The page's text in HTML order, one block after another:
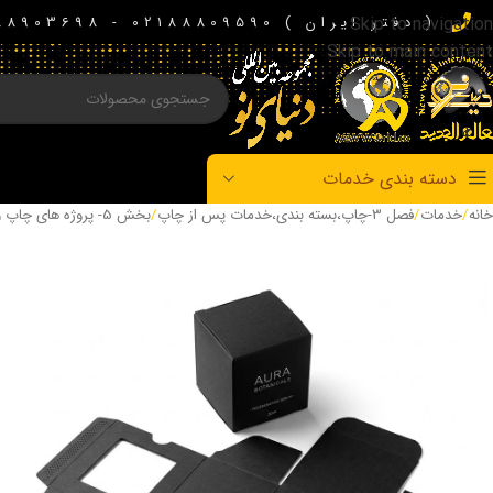
Skip to navigation
Skip to main content
( دفتر ایران ) 02188809590 - 02188903698 - 02188926214
دسته بندی خدمات
چاپ تجاری، چاپ روی متریال، لارج‌فرمت و خدمات پیش و پس از چاپ
چاپ افست و اقلام اداری
کارت و کارت ویزیت
خانه/خدمات/فصل 3-چاپ،بسته بندی،خدمات پس از چاپ /بخش 5- پروژه های چاپ و صنایع وابسته